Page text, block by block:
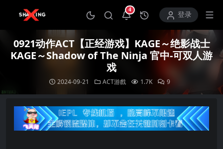
4
打开通知中心登录
0921动作ACT【正经游戏】KAGE～绝影战士
KAGE～Shadow of The Ninja 官中-可双人游
戏
2024-09-21 ACT游戲 1.7K 9